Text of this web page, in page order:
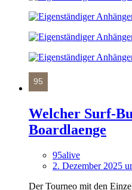
Welcher Surf-
Boardlaenge
95alive
2. Dezember 2025
Der Tourneo mit den